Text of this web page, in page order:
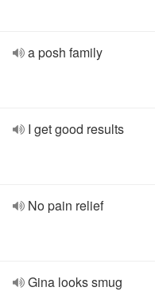
a posh family
I get good results
No pain relief
Gina looks smug